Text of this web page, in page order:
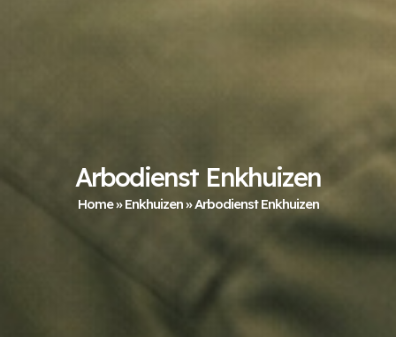
Arbodienst Enkhuizen
Home»Enkhuizen»Arbodienst Enkhuizen